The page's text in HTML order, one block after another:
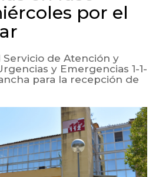
por el
Servicio de Atención y
y Emergencias 1-1-
para la recepción de